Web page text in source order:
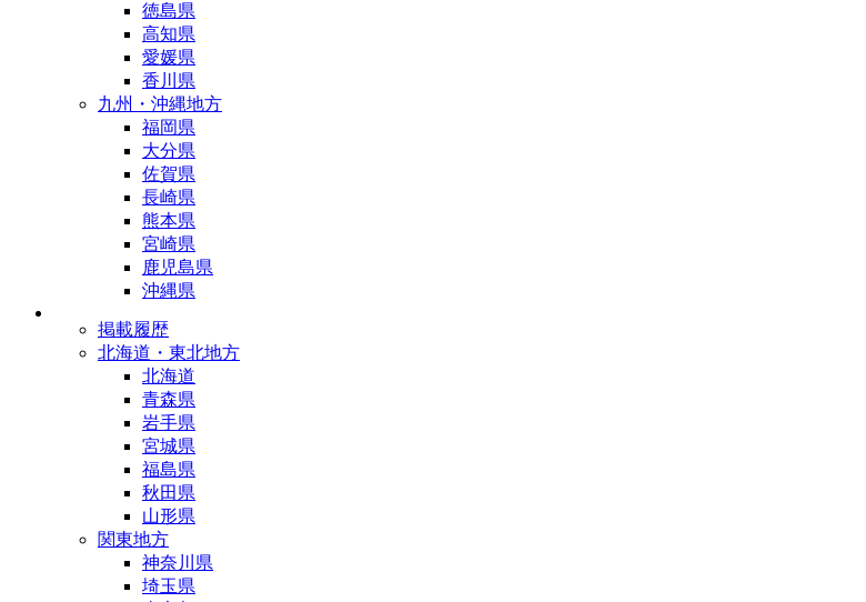
徳島県
高知県
愛媛県
香川県
九州・沖縄地方
福岡県
大分県
佐賀県
長崎県
熊本県
宮崎県
鹿児島県
沖縄県
掲載履歴
北海道・東北地方
北海道
青森県
岩手県
宮城県
福島県
秋田県
山形県
関東地方
神奈川県
埼玉県